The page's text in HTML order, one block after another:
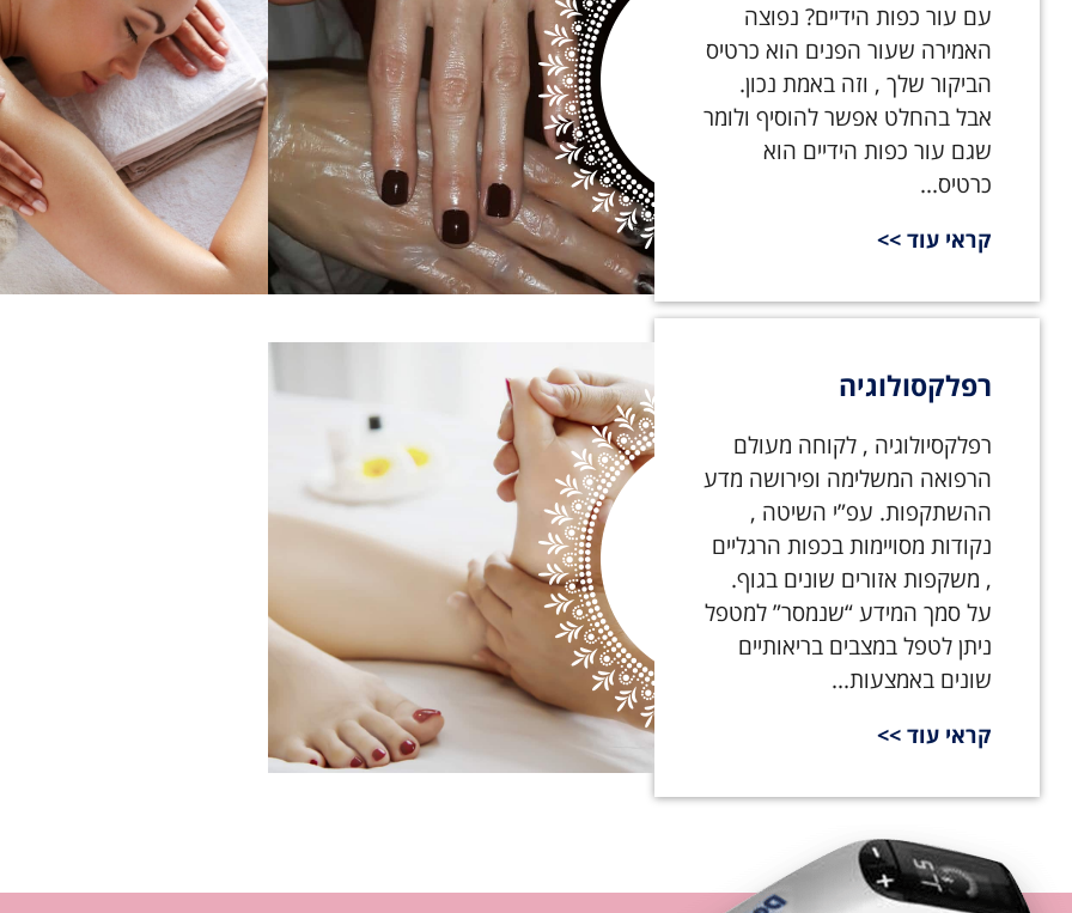
עם עור כפות הידיים? נפוצה
האמירה שעור הפנים הוא כרטיס
הביקור שלך , וזה באמת נכון.
אבל בהחלט אפשר להוסיף ולומר
שגם עור כפות הידיים הוא
כרטיס...
קראי עוד >>
רפלקסולוגיה
רפלקסיולוגיה , לקוחה מעולם
הרפואה המשלימה ופירושה מדע
ההשתקפות. עפ”י השיטה ,
נקודות מסויימות בכפות הרגליים
, משקפות אזורים שונים בגוף.
על סמך המידע “שנמסר” למטפל
ניתן לטפל במצבים בריאותיים
שונים באמצעות...
קראי עוד >>